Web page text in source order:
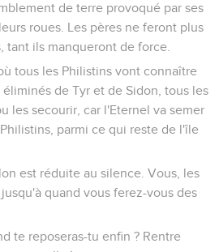
de terre provoqué par ses
roues. Les pères ne feront plus
tant ils manqueront de force.
tous les Philistins vont connaître
de Tyr et de Sidon, tous les
les secourir, car l'Eternel va semer
parmi ce qui reste de l'île
est réduite au silence. Vous, les
quand vous ferez-vous des
te reposeras-tu enfin ? Rentre